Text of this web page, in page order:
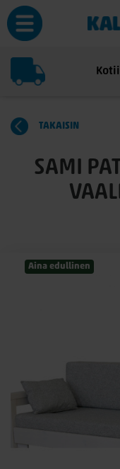
TAKAISIN
SAMI
Aina edullinen